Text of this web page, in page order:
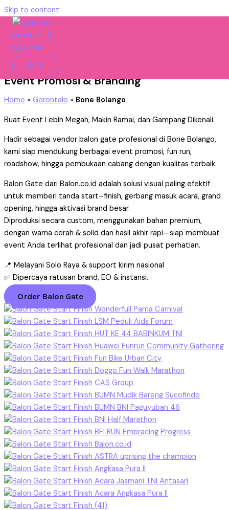
Skip to content
Bone Bolango
Vendor Balon Gate Bone Bolango Untuk
Event Promosi & Branding
Home » Gorontalo » Bone Bolango
Buat Event Lebih Megah, Makin Ramai, dan Gampang Dikenali.
Hadir sebagai vendor balon gate profesional di Bone Bolango,
kami siap mendukung berbagai event promosi, fun run,
roadshow, hingga pembukaan cabang dengan kualitas terbaik.
Balon Gate dari Balon.co.id adalah solusi visual paling efektif
untuk memberi tanda start–finish, gerbang masuk acara, grand
opening, hingga aktivasi brand besar.
Diproduksi secara custom, menggunakan bahan premium,
dengan warna cerah & solid dan hasil akhir rapi—siap membuat
event Anda terlihat profesional dan jadi pusat perhatian.
📍 Melayani Solo Raya & support kirim nasional
✅ Dipercaya ratusan brand, EO & instansi.
Order Balon Gate